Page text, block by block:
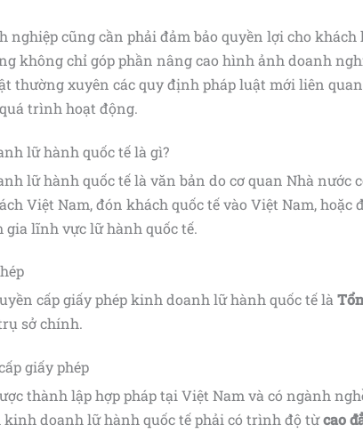
nghiệp cũng cần phải đảm bảo quyền lợi cho
không chỉ góp phần nâng cao hình ảnh doanh
thường xuyên các quy định pháp luật mới liên
trình hoạt động.
lữ hành quốc tế là gì?
lữ hành quốc tế là văn bản do cơ quan Nhà
Việt Nam, đón khách quốc tế vào Việt Nam,
lĩnh vực lữ hành quốc tế.
cấp giấy phép kinh doanh lữ hành quốc tế là
sở chính.
giấy phép
thành lập hợp pháp tại Việt Nam và có ngành
kinh doanh lữ hành quốc tế phải có trình độ từcao